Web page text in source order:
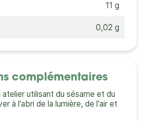
11 g
0,02 g
complémentaires
atelier utilisant du sésame et du
à l'abri de la lumière, de l'air et